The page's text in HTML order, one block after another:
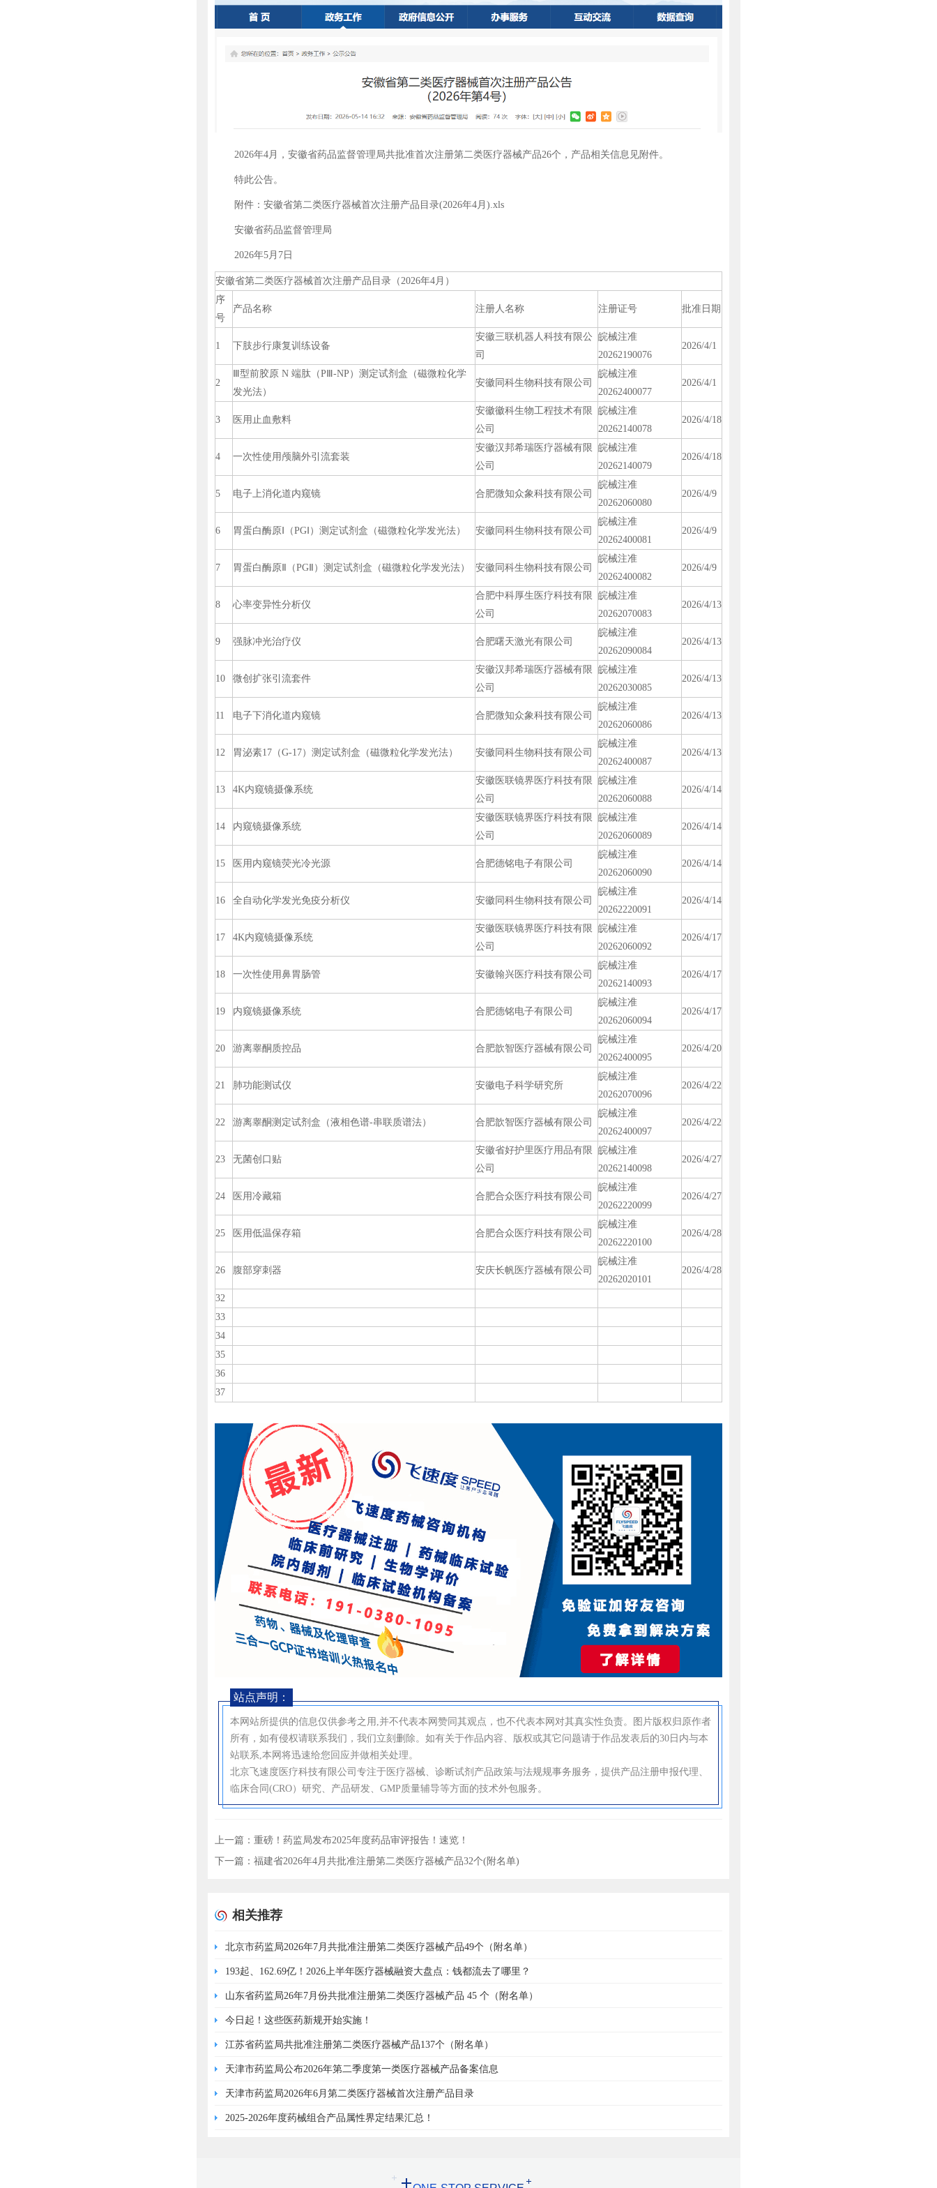
2026年4月，安徽省药品监督管理局共批准首次注册第二类医疗器械产品26个，产品相关信息见附件。
特此公告。
附件：安徽省第二类医疗器械首次注册产品目录(2026年4月).xls
安徽省药品监督管理局
2026年5月7日
安徽省第二类医疗器械首次注册产品目录（2026年4月）
序
号
产品名称 注册人名称 注册证号 批准日期
1 下肢步行康复训练设备
安徽三联机器人科技有限公
司
皖械注准
20262190076
2026/4/1
2
Ⅲ型前胶原 N 端肽（PⅢ-NP）测定试剂盒（磁微粒化学
发光法）
安徽同科生物科技有限公司
皖械注准
20262400077
2026/4/1
3 医用止血敷料
安徽徽科生物工程技术有限
公司
皖械注准
20262140078
2026/4/18
4 一次性使用颅脑外引流套装
安徽汉邦希瑞医疗器械有限
公司
皖械注准
20262140079
2026/4/18
5 电子上消化道内窥镜 合肥微知众象科技有限公司
皖械注准
20262060080
2026/4/9
6 胃蛋白酶原Ⅰ（PGⅠ）测定试剂盒（磁微粒化学发光法） 安徽同科生物科技有限公司
皖械注准
20262400081
2026/4/9
7 胃蛋白酶原Ⅱ（PGⅡ）测定试剂盒（磁微粒化学发光法） 安徽同科生物科技有限公司
皖械注准
20262400082
2026/4/9
8 心率变异性分析仪
合肥中科厚生医疗科技有限
公司
皖械注准
20262070083
2026/4/13
9 强脉冲光治疗仪 合肥曙天激光有限公司
皖械注准
20262090084
2026/4/13
10 微创扩张引流套件
安徽汉邦希瑞医疗器械有限
公司
皖械注准
20262030085
2026/4/13
11 电子下消化道内窥镜 合肥微知众象科技有限公司
皖械注准
20262060086
2026/4/13
12 胃泌素17（G-17）测定试剂盒（磁微粒化学发光法） 安徽同科生物科技有限公司
皖械注准
20262400087
2026/4/13
13 4K内窥镜摄像系统
安徽医联镜界医疗科技有限
公司
皖械注准
20262060088
2026/4/14
14 内窥镜摄像系统
安徽医联镜界医疗科技有限
公司
皖械注准
20262060089
2026/4/14
15 医用内窥镜荧光冷光源 合肥德铭电子有限公司
皖械注准
20262060090
2026/4/14
16 全自动化学发光免疫分析仪 安徽同科生物科技有限公司
皖械注准
20262220091
2026/4/14
17 4K内窥镜摄像系统
安徽医联镜界医疗科技有限
公司
皖械注准
20262060092
2026/4/17
18 一次性使用鼻胃肠管 安徽翰兴医疗科技有限公司
皖械注准
20262140093
2026/4/17
19 内窥镜摄像系统 合肥德铭电子有限公司
皖械注准
20262060094
2026/4/17
20 游离睾酮质控品 合肥歆智医疗器械有限公司
皖械注准
20262400095
2026/4/20
21 肺功能测试仪 安徽电子科学研究所
皖械注准
20262070096
2026/4/22
22 游离睾酮测定试剂盒（液相色谱-串联质谱法） 合肥歆智医疗器械有限公司
皖械注准
20262400097
2026/4/22
23 无菌创口贴
安徽省好护里医疗用品有限
公司
皖械注准
20262140098
2026/4/27
24 医用冷藏箱 合肥合众医疗科技有限公司
皖械注准
20262220099
2026/4/27
25 医用低温保存箱 合肥合众医疗科技有限公司
皖械注准
20262220100
2026/4/28
26 腹部穿刺器 安庆长帆医疗器械有限公司
皖械注准
20262020101
2026/4/28
32
33
34
35
36
37
站点声明：
本网站所提供的信息仅供参考之用,并不代表本网赞同其观点，也不代表本网对其真实性负责。图片版权归原作者
所有，如有侵权请联系我们，我们立刻删除。如有关于作品内容、版权或其它问题请于作品发表后的30日内与本
站联系,本网将迅速给您回应并做相关处理。
北京飞速度医疗科技有限公司专注于医疗器械、诊断试剂产品政策与法规规事务服务，提供产品注册申报代理、
临床合同(CRO）研究、产品研发、GMP质量辅导等方面的技术外包服务。
上一篇： 重磅！药监局发布2025年度药品审评报告！速览！
下一篇： 福建省2026年4月共批准注册第二类医疗器械产品32个(附名单)
相关推荐
北京市药监局2026年7月共批准注册第二类医疗器械产品49个（附名单）
193起、162.69亿！2026上半年医疗器械融资大盘点：钱都流去了哪里？
山东省药监局26年7月份共批准注册第二类医疗器械产品 45 个（附名单）
今日起！这些医药新规开始实施！
江苏省药监局共批准注册第二类医疗器械产品137个（附名单）
天津市药监局公布2026年第二季度第一类医疗器械产品备案信息
天津市药监局2026年6月第二类医疗器械首次注册产品目录
2025-2026年度药械组合产品属性界定结果汇总！